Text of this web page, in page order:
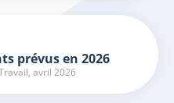
prévus en 2026
avril 2026